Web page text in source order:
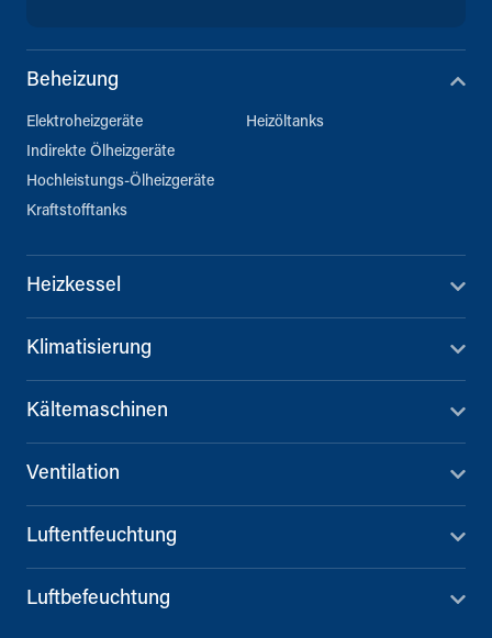
Beheizung
Elektroheizgeräte
Indirekte Ölheizgeräte
Hochleistungs-Ölheizgeräte
Kraftstofftanks
Heizöltanks
Heizkessel
Klimatisierung
Kältemaschinen
Ventilation
Luftentfeuchtung
Luftbefeuchtung